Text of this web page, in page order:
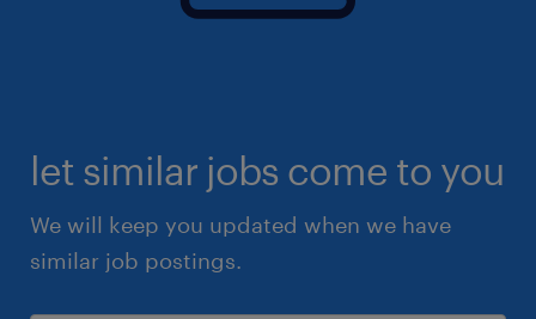
let similar jobs come to you
We will keep you updated when we have
similar job postings.